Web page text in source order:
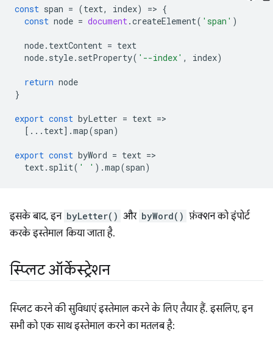
const span = (text, index) => {
const node = document.createElement( 'span' )
node. textContent = text
node. style. setProperty( '--index' , index)
return node
}
export const byLetter = text =
[... text].map(span)
export const byWord = text =
text. split( ' ' ).map(span)
इसके बाद, इन byLetter() और byWord() फ़ंक्शन को इंपोर्ट
करके इस्तेमाल किया जाता है.
स्प्लिट ऑर्केस्ट्रेशन
स्प्लिट करने की सुविधाएं इस्तेमाल करने के लिए तैयार हैं. इसलिए, इन
सभी को एक साथ इस्तेमाल करने का मतलब है: